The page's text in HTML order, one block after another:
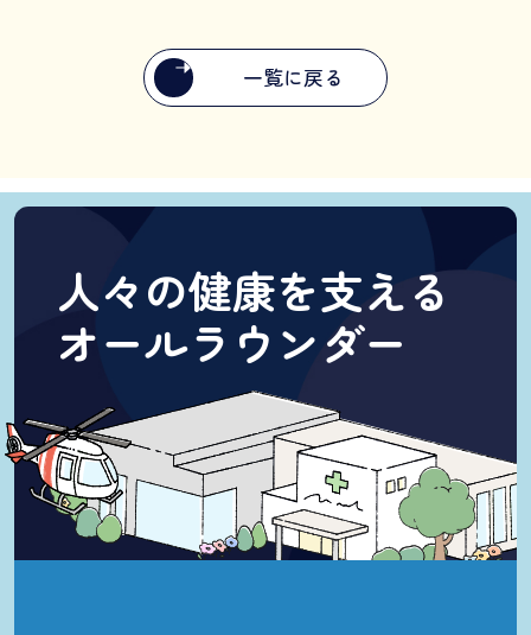
一覧に戻る
人々の健康を支える
オールラウンダー